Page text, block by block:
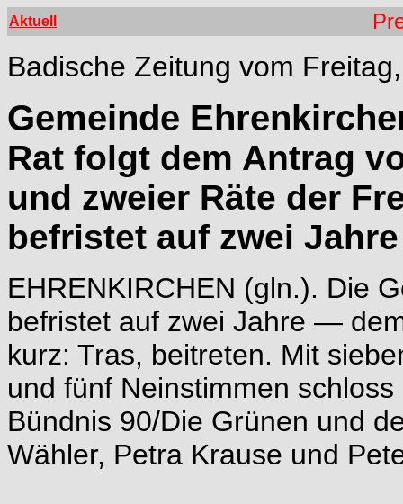
Aktuell
Badische Zeitung vom
Gemeinde
Rat folgt dem Antrag
und zweier Räte der
befristet auf zwei Jahre
EHRENKIRCHEN (gln.). Die
befristet auf zwei Jahre —
kurz: Tras, beitreten. Mit
und fünf Neinstimmen
Bündnis 90/Die Grünen und
Wähler, Petra Krause und